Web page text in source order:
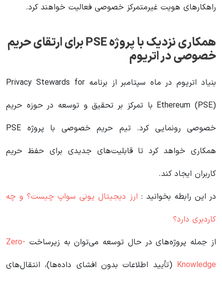
راهکارهای هویت غیرمتمرکز خصوصی فعالیت خواهند کرد.
همکاری نزدیک با پروژه PSE برای ارتقای حریم
خصوصی در اتریوم
بنیاد اتریوم در ماه سپتامبر از برنامه Privacy Stewards for
Ethereum (PSE) با تمرکز بر تحقیق و توسعه در حوزه حریم
خصوصی رونمایی کرد. تیم حریم خصوصی با پروژه PSE
همکاری خواهد کرد تا قابلیت‌های جدیدی برای حفظ حریم
کاربران ایجاد کند.
در این رابطه بخوانید‌ : ارز دیجیتال یونی سواپ چیست؟ و چه
کاردبری دارد؟
از جمله پروژه‌های در حال توسعه می‌توان به زیرساخت Zero-
Knowledge (تأیید اطلاعات بدون افشای داده‌ها)، انتقال‌های